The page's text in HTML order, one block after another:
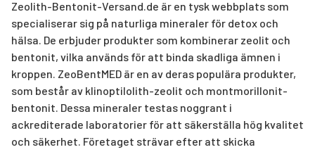
Zeolith-Bentonit-Versand.de är en tysk webbplats som
specialiserar sig på naturliga mineraler för detox och
hälsa. De erbjuder produkter som kombinerar zeolit och
bentonit, vilka används för att binda skadliga ämnen i
kroppen. ZeoBentMED är en av deras populära produkter,
som består av klinoptilolith-zeolit och montmorillonit-
bentonit. Dessa mineraler testas noggrant i
ackrediterade laboratorier för att säkerställa hög kvalitet
och säkerhet. Företaget strävar efter att skicka